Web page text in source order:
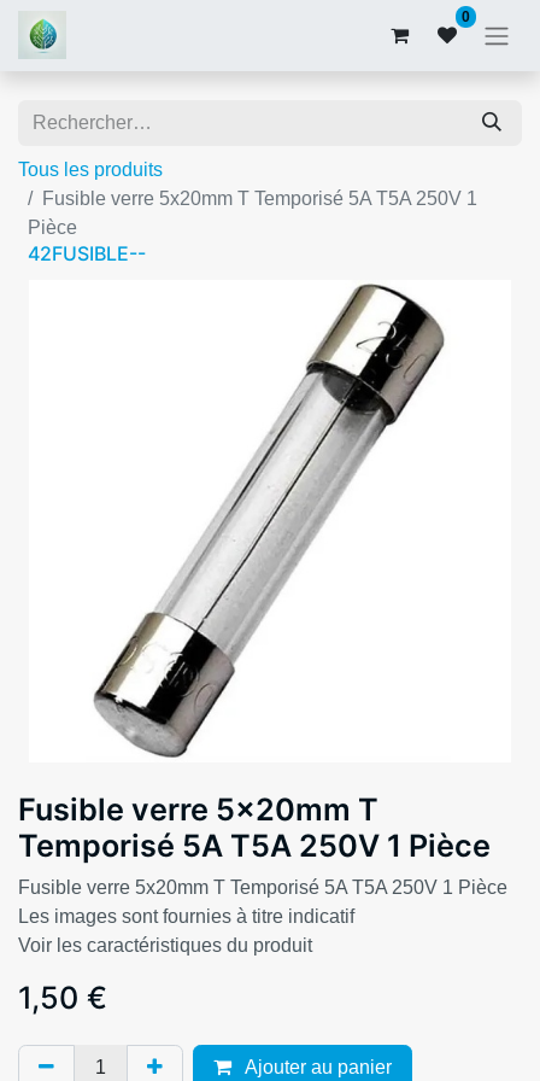
0
Tous les produits
Fusible verre 5x20mm T Temporisé 5A T5A 250V 1
Pièce
42FUSIBLE--
Fusible verre 5x20mm T
Temporisé 5A T5A 250V 1 Pièce
Fusible verre 5x20mm T Temporisé 5A T5A 250V 1 Pièce
Les images sont fournies à titre indicatif
Voir les caractéristiques du produit
1,50 €
Ajouter au panier